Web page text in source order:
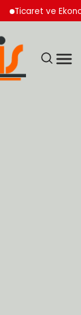
ve Ekonomik